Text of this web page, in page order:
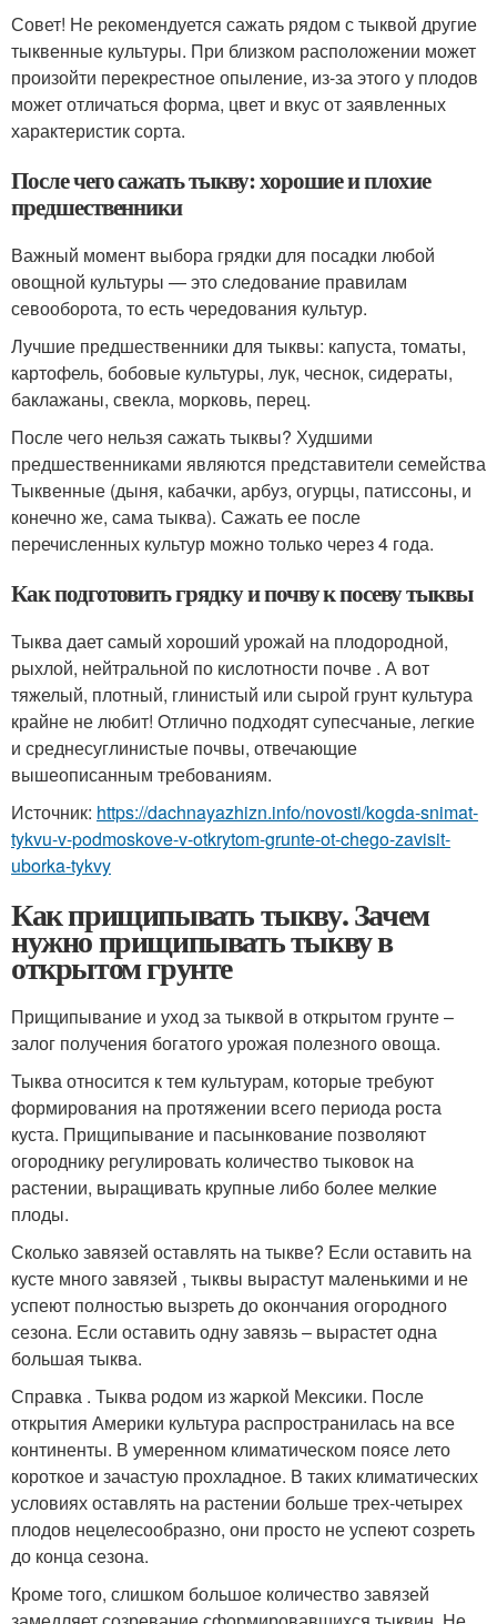
Совет! Не рекомендуется сажать рядом с тыквой другие
тыквенные культуры. При близком расположении может
произойти перекрестное опыление, из-за этого у плодов
может отличаться форма, цвет и вкус от заявленных
характеристик сорта.
После чего сажать тыкву: хорошие и плохие
предшественники
Важный момент выбора грядки для посадки любой
овощной культуры — это следование правилам
севооборота, то есть чередования культур.
Лучшие предшественники для тыквы: капуста, томаты,
картофель, бобовые культуры, лук, чеснок, сидераты,
баклажаны, свекла, морковь, перец.
После чего нельзя сажать тыквы? Худшими
предшественниками являются представители семейства
Тыквенные (дыня, кабачки, арбуз, огурцы, патиссоны, и
конечно же, сама тыква). Сажать ее после
перечисленных культур можно только через 4 года.
Как подготовить грядку и почву к посеву тыквы
Тыква дает самый хороший урожай на плодородной,
рыхлой, нейтральной по кислотности почве . А вот
тяжелый, плотный, глинистый или сырой грунт культура
крайне не любит! Отлично подходят супесчаные, легкие
и среднесуглинистые почвы, отвечающие
вышеописанным требованиям.
Источник: https://dachnayazhizn.info/novosti/kogda-snimat-
tykvu-v-podmoskove-v-otkrytom-grunte-ot-chego-zavisit-
uborka-tykvy
Как прищипывать тыкву. Зачем
нужно прищипывать тыкву в
открытом грунте
Прищипывание и уход за тыквой в открытом грунте –
залог получения богатого урожая полезного овоща.
Тыква относится к тем культурам, которые требуют
формирования на протяжении всего периода роста
куста. Прищипывание и пасынкование позволяют
огороднику регулировать количество тыковок на
растении, выращивать крупные либо более мелкие
плоды.
Сколько завязей оставлять на тыкве? Если оставить на
кусте много завязей , тыквы вырастут маленькими и не
успеют полностью вызреть до окончания огородного
сезона. Если оставить одну завязь – вырастет одна
большая тыква.
Справка . Тыква родом из жаркой Мексики. После
открытия Америки культура распространилась на все
континенты. В умеренном климатическом поясе лето
короткое и зачастую прохладное. В таких климатических
условиях оставлять на растении больше трех-четырех
плодов нецелесообразно, они просто не успеют созреть
до конца сезона.
Кроме того, слишком большое количество завязей